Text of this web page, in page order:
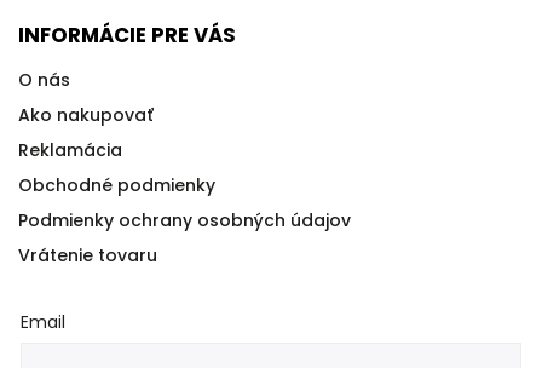
INFORMÁCIE PRE VÁS
O nás
Ako nakupovať
Reklamácia
Obchodné podmienky
Podmienky ochrany osobných údajov
Vrátenie tovaru
Email